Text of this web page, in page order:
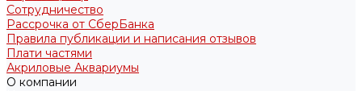
Сотрудничество
Рассрочка от СберБанка
Правила публикации и написания отзывов
Плати частями
Акриловые Аквариумы
О компании